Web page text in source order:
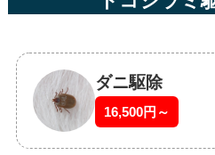
ダニ駆除
16,500円～